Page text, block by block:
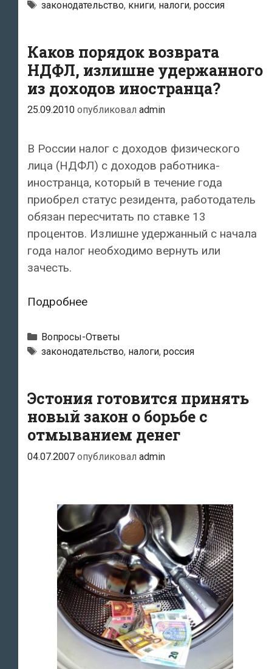
в
Комментарий
к
изменениям
НК
Метки
законодательство, книги, налоги, россия
Каков порядок возврата
НДФЛ, излишне удержанного
из доходов иностранца?
25.09.2010 опубликовал admin
В России налог с доходов физического
лица (НДФЛ) с доходов работника-
иностранца, который в течение года
приобрел статус резидента, работодатель
обязан пересчитать по ставке 13
процентов. Излишне удержанный с начала
года налог необходимо вернуть или
зачесть.
ПодробнееКаков
возврата
НДФЛ,
из
доходов
иностранца?
Рубрики
Вопросы-Ответы
Метки
законодательство, налоги, россия
Эстония готовится принять
новый закон о борьбе с
отмыванием денег
04.07.2007 опубликовал admin